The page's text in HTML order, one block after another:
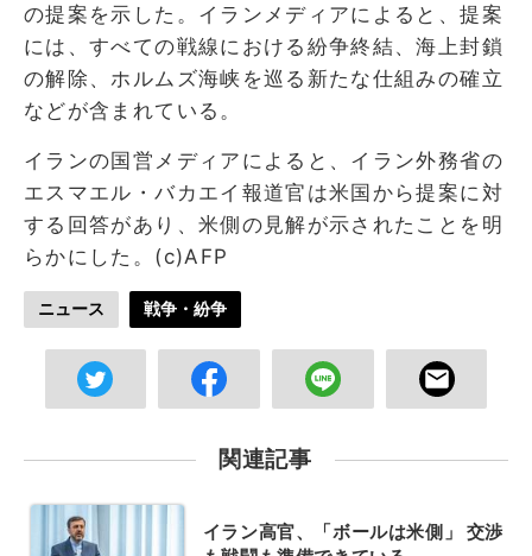
の提案を示した。イランメディアによると、提案
には、すべての戦線における紛争終結、海上封鎖
の解除、ホルムズ海峡を巡る新たな仕組みの確立
などが含まれている。
イランの国営メディアによると、イラン外務省の
エスマエル・バカエイ報道官は米国から提案に対
する回答があり、米側の見解が示されたことを明
らかにした。(c)AFP
ニュース 戦争・紛争
関連記事
イラン高官、「ボールは米側」 交渉